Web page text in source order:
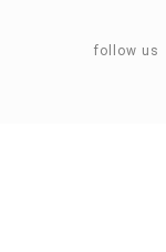
follow us